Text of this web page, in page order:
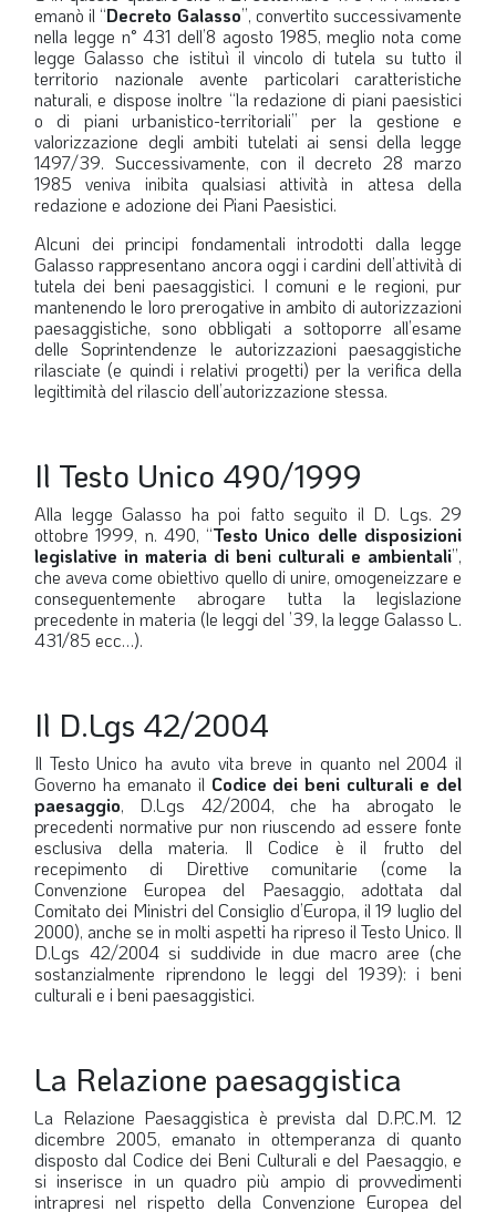
emanò il “Decreto Galasso”, convertito successivamente
nella legge n° 431 dell’8 agosto 1985, meglio nota come
legge Galasso che istituì il vincolo di tutela su tutto il
territorio nazionale avente particolari caratteristiche
naturali, e dispose inoltre “la redazione di piani paesistici
o di piani urbanistico-territoriali” per la gestione e
valorizzazione degli ambiti tutelati ai sensi della legge
1497/39. Successivamente, con il decreto 28 marzo
1985 veniva inibita qualsiasi attività in attesa della
redazione e adozione dei Piani Paesistici.
Alcuni dei principi fondamentali introdotti dalla legge
Galasso rappresentano ancora oggi i cardini dell’attività di
tutela dei beni paesaggistici. I comuni e le regioni, pur
mantenendo le loro prerogative in ambito di autorizzazioni
paesaggistiche, sono obbligati a sottoporre all’esame
delle Soprintendenze le autorizzazioni paesaggistiche
rilasciate (e quindi i relativi progetti) per la verifica della
legittimità del rilascio dell’autorizzazione stessa.
Il Testo Unico 490/1999
Alla legge Galasso ha poi fatto seguito il D. Lgs. 29
ottobre 1999, n. 490, “Testo Unico delle disposizioni
legislative in materia di beni culturali e ambientali”,
che aveva come obiettivo quello di unire, omogeneizzare e
conseguentemente abrogare tutta la legislazione
precedente in materia (le leggi del ’39, la legge Galasso L.
431/85 ecc…).
Il D.Lgs 42/2004
Il Testo Unico ha avuto vita breve in quanto nel 2004 il
Governo ha emanato il Codice dei beni culturali e del
paesaggio, D.Lgs 42/2004, che ha abrogato le
precedenti normative pur non riuscendo ad essere fonte
esclusiva della materia. Il Codice è il frutto del
recepimento di Direttive comunitarie (come la
Convenzione Europea del Paesaggio, adottata dal
Comitato dei Ministri del Consiglio d’Europa, il 19 luglio del
2000), anche se in molti aspetti ha ripreso il Testo Unico. Il
D.Lgs 42/2004 si suddivide in due macro aree (che
sostanzialmente riprendono le leggi del 1939): i beni
culturali e i beni paesaggistici.
La Relazione paesaggistica
La Relazione Paesaggistica è prevista dal D.P.C.M. 12
dicembre 2005, emanato in ottemperanza di quanto
disposto dal Codice dei Beni Culturali e del Paesaggio, e
si inserisce in un quadro più ampio di provvedimenti
intrapresi nel rispetto della Convenzione Europea del